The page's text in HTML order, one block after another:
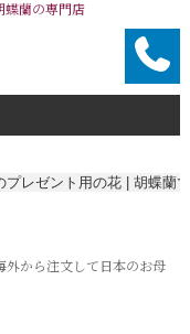
蝶蘭の専門店
プレゼント用の花 | 胡蝶蘭
外から注文して日本のお母